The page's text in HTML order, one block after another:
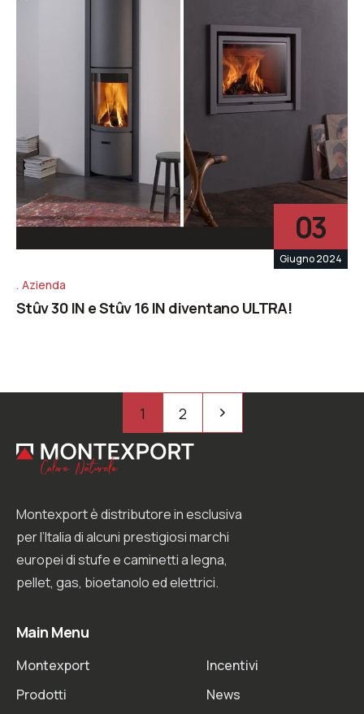
03
Giugno 2024
Azienda
Stûv 30 IN e Stûv 16 IN diventano ULTRA!
degli
articoli
1 2
Montexport è distributore in esclusiva
per l’Italia di alcuni prestigiosi marchi
europei di stufe e caminetti a legna,
pellet, gas, bioetanolo ed elettrici.
Main Menu
Montexport
Prodotti
Incentivi
News